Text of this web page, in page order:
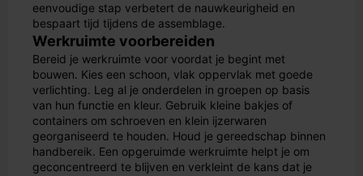
eenvoudige stap verbetert de nauwkeurigheid en
bespaart tijd tijdens de assemblage.
Werkruimte voorbereiden
Bereid je werkruimte voor voordat je begint met
bouwen. Kies een schoon, vlak oppervlak met goede
verlichting. Leg al je onderdelen in groepen op basis
van hun functie en kleur. Gebruik kleine bakjes of
containers om schroeven en klein ijzerwaren
georganiseerd te houden. Houd je gereedschap binnen
handbereik. Een opgeruimde werkruimte helpt je om
geconcentreerd te blijven en verkleint de kans dat je